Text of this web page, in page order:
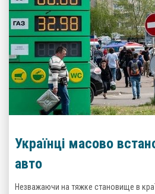
Українці масово
авто
Незважаючи на тяжке становище в